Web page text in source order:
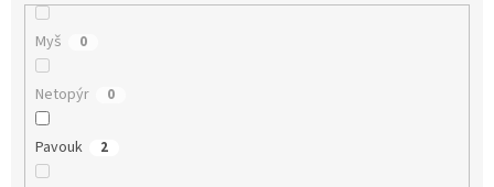
Myš 0
Netopýr 0
Pavouk 2